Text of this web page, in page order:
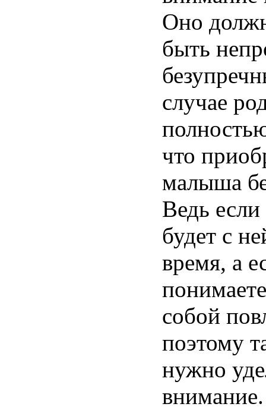
Оно
быть
случае
что
малыша
Ведь
будет с
время, а
собой
поэтому
нужно
внимание.